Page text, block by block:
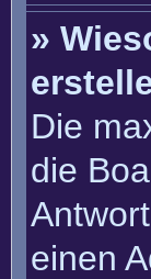
»
Die
die
einen